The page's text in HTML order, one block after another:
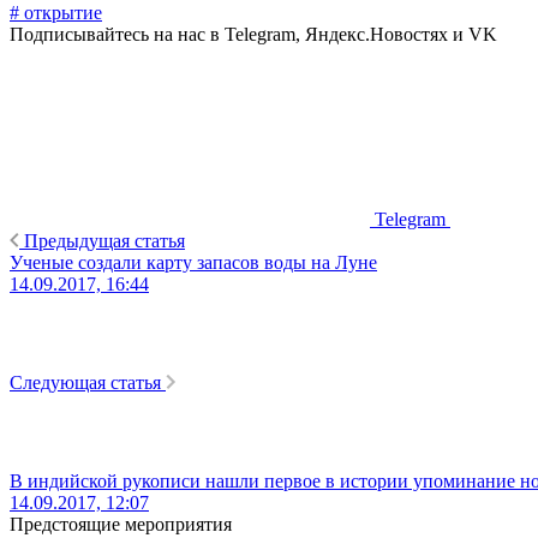
# открытие
Подписывайтесь на нас в Telegram, Яндекс.Новостях и VK
Telegram
Предыдущая статья
Ученые создали карту запасов воды на Луне
14.09.2017, 16:44
Следующая статья
В индийской рукописи нашли первое в истории упоминание
14.09.2017, 12:07
Предстоящие мероприятия